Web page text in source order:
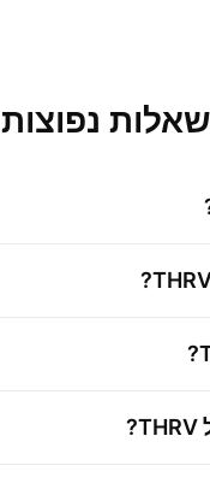
שאלות נפוצות
?
THRV
?